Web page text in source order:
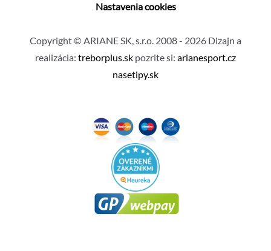
Nastavenia cookies
Copyright © ARIANE SK, s.r.o. 2008 - 2026 Dizajn a
realizácia: treborplus.sk pozrite si: arianesport.cz
nasetipy.sk